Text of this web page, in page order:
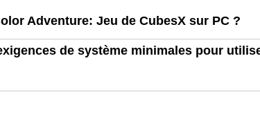
Adventure: Jeu de CubesX sur PC ?
de système minimales pour